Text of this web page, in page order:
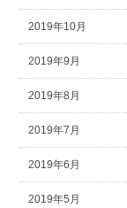
2019年10月
2019年9月
2019年8月
2019年7月
2019年6月
2019年5月